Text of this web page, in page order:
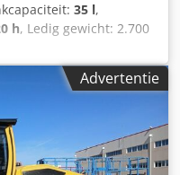
35 l,
h, Ledig gewicht: 2.700
257 cm Credpfsy Iz A
Advertentie